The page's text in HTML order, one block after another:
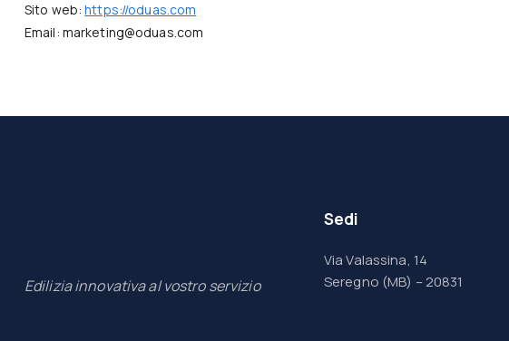
Sito web:https://oduas.com
Email: marketing@oduas.com
Edilizia innovativa al vostro servizio
Sedi
Via Valassina, 14
Seregno (MB) – 20831